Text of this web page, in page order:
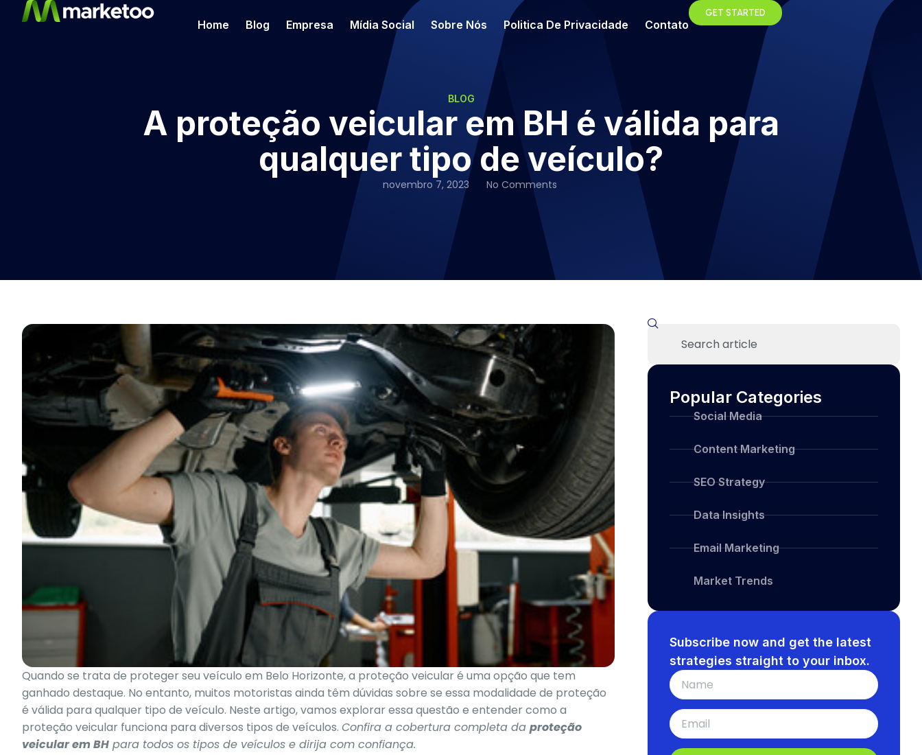
Home Blog Empresa Mídia Social Sobre Nós Politica De Privacidade Contato
GET STARTED
BLOG
A proteção veicular em BH é válida para
qualquer tipo de veículo?
novembro 7, 2023 No Comments
Quando se trata de proteger seu veículo em Belo Horizonte, a proteção veicular é uma opção que tem
ganhado destaque. No entanto, muitos motoristas ainda têm dúvidas sobre se essa modalidade de proteção
é válida para qualquer tipo de veículo. Neste artigo, vamos explorar essa questão e entender como a
proteção veicular funciona para diversos tipos de veículos. Confira a cobertura completa da proteção
veicular em BH para todos os tipos de veículos e dirija com confiança.
Popular Categories
Social Media
Content Marketing
SEO Strategy
Data Insights
Email Marketing
Market Trends
Subscribe now and get the latest
strategies straight to your inbox.